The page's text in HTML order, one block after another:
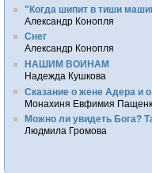
"Когда шипит в тиши
Александр Конопля
Снег
Александр Конопля
НАШИМ ВОИНАМ
Надежда Кушкова
Сказание о жене Адера и
Монахиня Евфимия
Можно ли увидеть Бога?
Людмила Громова